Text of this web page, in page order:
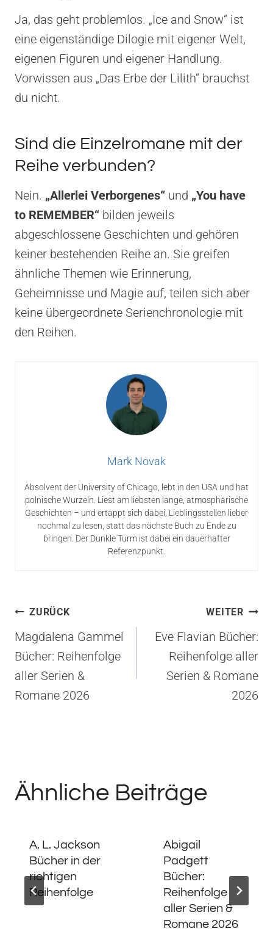
Ja, das geht problemlos. „Ice and Snow“ ist
eine eigenständige Dilogie mit eigener Welt,
eigenen Figuren und eigener Handlung.
Vorwissen aus „Das Erbe der Lilith“ brauchst
du nicht.
Sind die Einzelromane mit der
Reihe verbunden?
Nein. „Allerlei Verborgenes“ und „You have
to REMEMBER“ bilden jeweils
abgeschlossene Geschichten und gehören
keiner bestehenden Reihe an. Sie greifen
ähnliche Themen wie Erinnerung,
Geheimnisse und Magie auf, teilen sich aber
keine übergeordnete Serienchronologie mit
den Reihen.
Mark Novak
Absolvent der University of Chicago, lebt in den USA und hat
polnische Wurzeln. Liest am liebsten lange, atmosphärische
Geschichten – und ertappt sich dabei, Lieblingsstellen lieber
nochmal zu lesen, statt das nächste Buch zu Ende zu
bringen. Der Dunkle Turm ist dabei ein dauerhafter
Referenzpunkt.
Beitragsnavigation
ZURÜCK
Magdalena Gammel
Bücher: Reihenfolge
aller Serien &
Romane 2026
WEITER
Eve Flavian Bücher:
Reihenfolge aller
Serien & Romane
2026
Ähnliche Beiträge
A. L. Jackson
Bücher in der
richtigen
Reihenfolge
Abigail
Padgett
Bücher:
Reihenfolge
aller Serien &
Romane 2026